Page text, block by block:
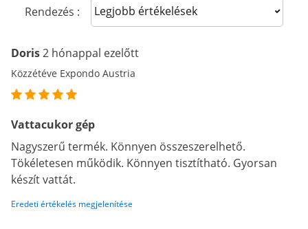
Rendezés : Sort reviews
Doris2 hónappal ezelőtt
Közzétéve Expondo Austria
Vattacukor gép
Nagyszerű termék. Könnyen összeszerelhető.
Tökéletesen működik. Könnyen tisztítható. Gyorsan
készít vattát.
Eredeti értékelés megjelenítése